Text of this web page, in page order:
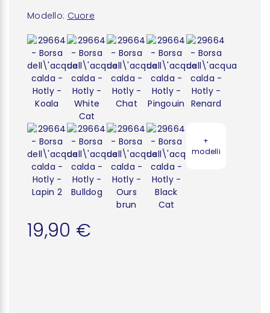
Modello: Cuore
+
modelli
19,90 €